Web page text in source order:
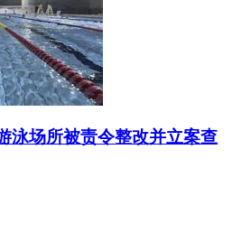
泳场所被责令整改并立案查